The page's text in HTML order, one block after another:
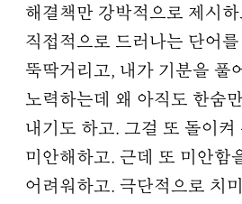
해결책만 강박적으로 제시하
직접적으로 드러나는 단어를
뚝딱거리고, 내가 기분을 풀
노력하는데 왜 아직도 한숨
내기도 하고. 그걸 또 돌이켜
미안해하고. 근데 또 미안함
어려워하고. 극단적으로 치